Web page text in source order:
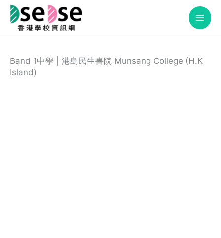
Skip
Band 1中學 | 港島民生書院 Munsang College (H.K
Island)